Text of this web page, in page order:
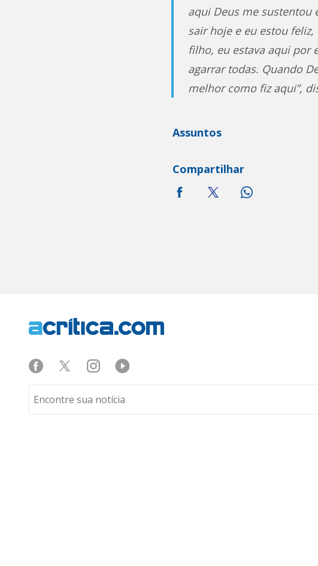
aqui Deus me sustentou
sair hoje e eu estou
filho, eu estava aqui por
agarrar todas. Quando
melhor como fiz aqui”,
Assuntos
Compartilhar